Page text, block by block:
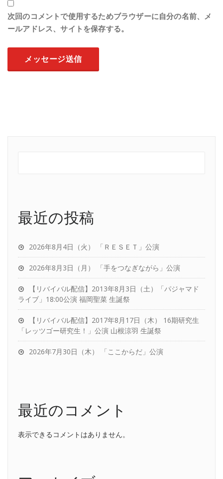
次回のコメントで使用するためブラウザーに自分の名前、メ
ールアドレス、サイトを保存する。
最近の投稿
2026年8月4日（火） 「ＲＥＳＥＴ」公演
2026年8月3日（月） 「手をつなぎながら」公演
【リバイバル配信】2013年8月3日（土）「パジャマド
ライブ」18:00公演 福岡聖菜 生誕祭
【リバイバル配信】2017年8月17日（木） 16期研究生
「レッツゴー研究生！」公演 山根涼羽 生誕祭
2026年7月30日（木） 「ここからだ」公演
最近のコメント
表示できるコメントはありません。